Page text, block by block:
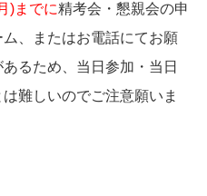
)までに精考会・懇親会の申
、またはお電話にてお願
るため、当日参加・当日
難しいのでご注意願いま